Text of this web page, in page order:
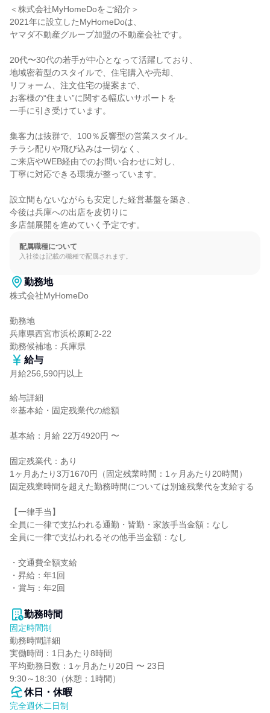
＜株式会社MyHomeDoをご紹介＞
2021年に設立したMyHomeDoは、
ヤマダ不動産グループ加盟の不動産会社です。
20代〜30代の若手が中心となって活躍しており、
地域密着型のスタイルで、住宅購入や売却、
リフォーム、注文住宅の提案まで、
お客様の“住まい”に関する幅広いサポートを
一手に引き受けています。
集客力は抜群で、100％反響型の営業スタイル。
チラシ配りや飛び込みは一切なく、
ご来店やWEB経由でのお問い合わせに対し、
丁寧に対応できる環境が整っています。
設立間もないながらも安定した経営基盤を築き、
今後は兵庫への出店を皮切りに
多店舗展開を進めていく予定です。
配属職種について
入社後は記載の職種で配属されます。
勤務地
株式会社MyHomeDo
勤務地
兵庫県西宮市浜松原町2-22
勤務候補地：兵庫県
給与
月給256,590円以上
給与詳細
※基本給・固定残業代の総額
基本給：月給 22万4920円 〜
固定残業代：あり
1ヶ月あたり3万1670円（固定残業時間：1ヶ月あたり20時間）
固定残業時間を超えた勤務時間については別途残業代を支給する
【一律手当】
全員に一律で支払われる通勤・皆勤・家族手当金額：なし
全員に一律で支払われるその他手当金額：なし
・交通費全額支給
・昇給：年1回
・賞与：年2回
勤務時間
固定時間制
勤務時間詳細
実働時間：1日あたり8時間
平均勤務日数：1ヶ月あたり20日 〜 23日
9:30～18:30（休憩：1時間）
休日・休暇
完全週休二日制